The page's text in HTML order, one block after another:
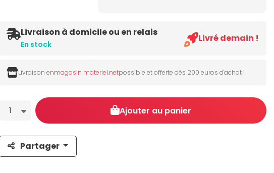
Livraison à domicile ou en relais
En stock
Livré demain !
Livraison enmagasin materiel.netpossible et offerte dès 200 euros d'achat !
Quantité
1 Ajouter au panier
Partager